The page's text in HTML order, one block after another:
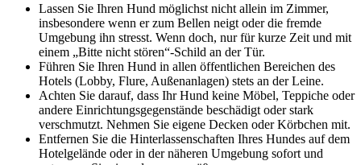
Lassen Sie Ihren Hund möglichst nicht allein im Zimmer,
insbesondere wenn er zum Bellen neigt oder die fremde
Umgebung ihn stresst. Wenn doch, nur für kurze Zeit und mit
einem „Bitte nicht stören“-Schild an der Tür.
Führen Sie Ihren Hund in allen öffentlichen Bereichen des
Hotels (Lobby, Flure, Außenanlagen) stets an der Leine.
Achten Sie darauf, dass Ihr Hund keine Möbel, Teppiche oder
andere Einrichtungsgegenstände beschädigt oder stark
verschmutzt. Nehmen Sie eigene Decken oder Körbchen mit.
Entfernen Sie die Hinterlassenschaften Ihres Hundes auf dem
Hotelgelände oder in der näheren Umgebung sofort und